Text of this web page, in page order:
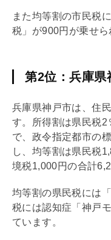
また均等割の市民税
税」が900円が乗せら
第2位：兵庫県
兵庫県神戸市は、住
す。所得割は県民税
で、政令指定都市の
し、均等割は県民税
境税1,000円の合計
均等割の県民税には
税には認知症「神戸
ています。